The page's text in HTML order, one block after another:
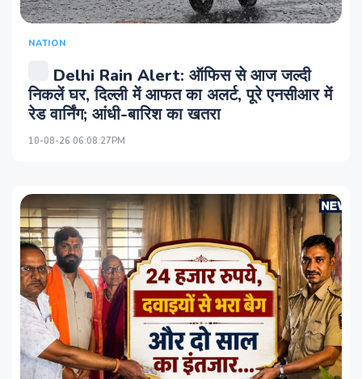
NATION
Delhi Rain Alert: ऑफिस से आज जल्दी
निकलें घर, दिल्ली में आफत का अलर्ट, पूरे एनसीआर में
रेड वार्निंग; आंधी-बारिश का खतरा
10-08-26 06:08:27PM